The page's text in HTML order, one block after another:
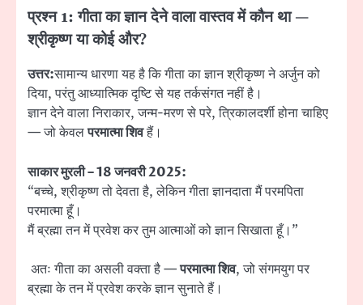
प्रश्न 1: गीता का ज्ञान देने वाला वास्तव में कौन था —
श्रीकृष्ण या कोई और?
उत्तर:सामान्य धारणा यह है कि गीता का ज्ञान श्रीकृष्ण ने अर्जुन को
दिया, परंतु आध्यात्मिक दृष्टि से यह तर्कसंगत नहीं है।
ज्ञान देने वाला निराकार, जन्म-मरण से परे, त्रिकालदर्शी होना चाहिए
— जो केवलपरमात्मा शिवहैं।
साकार मुरली – 18 जनवरी 2025:
“बच्चे, श्रीकृष्ण तो देवता है, लेकिन गीता ज्ञानदाता मैं परमपिता
परमात्मा हूँ।
मैं ब्रह्मा तन में प्रवेश कर तुम आत्माओं को ज्ञान सिखाता हूँ।”
अतः गीता का असली वक्ता है —परमात्मा शिव, जो संगमयुग पर
ब्रह्मा के तन में प्रवेश करके ज्ञान सुनाते हैं।